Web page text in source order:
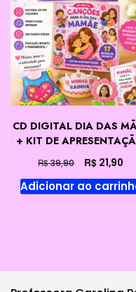
CD DIGITAL DIA DAS
+ KIT DE
R$39,90
preço
original
R$ 21,90
Adicionar ao